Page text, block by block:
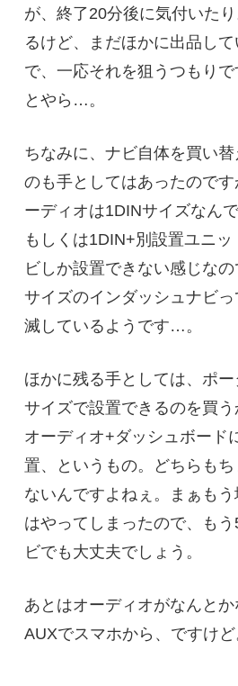
が、終了20分後に気付いた
るけど、まだほかに出品し
で、一応それを狙うつもり
とやら…。
ちなみに、ナビ自体を買い
のも手としてはあったので
ーディオは1DINサイズなん
もしくは1DIN+別設置ユニ
ビしか設置できない感じな
サイズのインダッシュナビ
滅しているようです…。
ほかに残る手としては、ポ
サイズで設置できるのを買
オーディオ+ダッシュボード
置、というもの。どちらも
ないんですよねぇ。まぁも
はやってしまったので、も
ビでも大丈夫でしょう。
あとはオーディオがなんと
AUXでスマホから、ですけど